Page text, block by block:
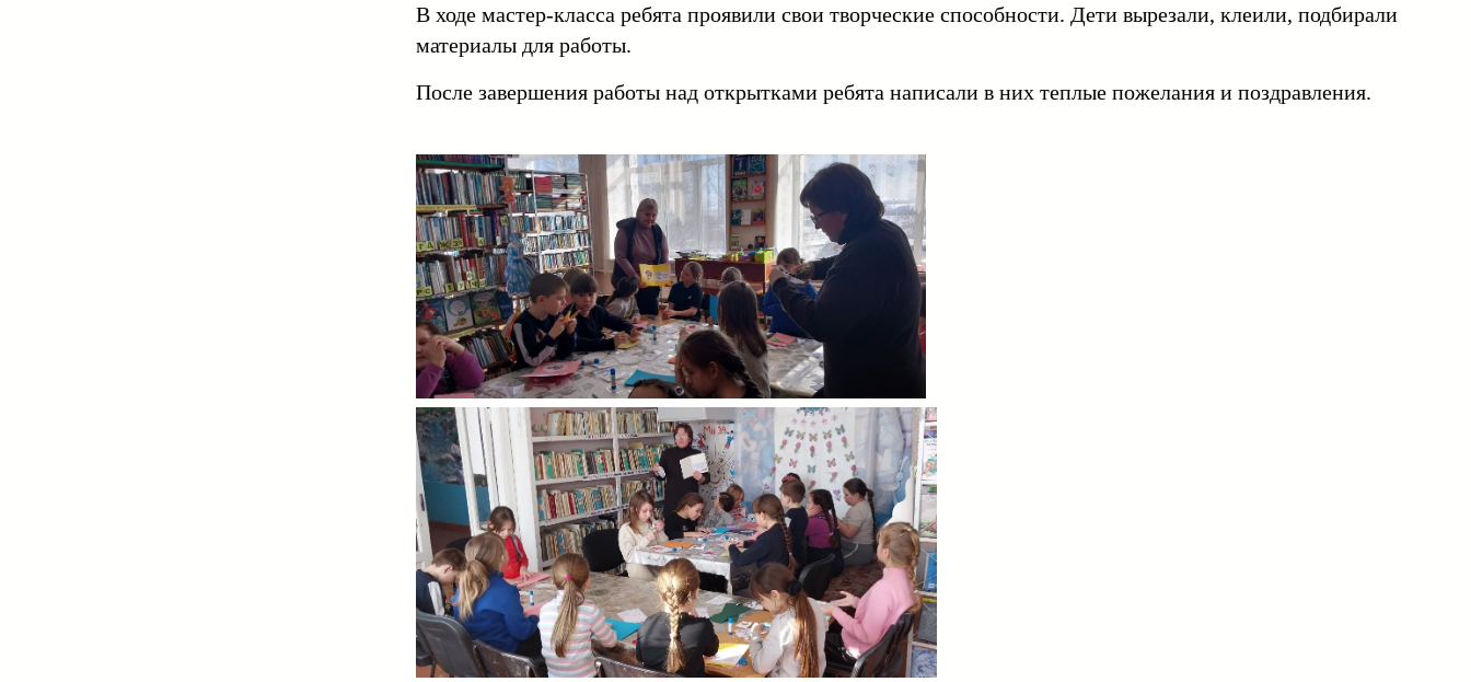
В ходе мастер-класса ребята проявили свои творческие способности. Дети вырезали, клеили, подбирали
материалы для работы.
После завершения работы над открытками ребята написали в них теплые пожелания и поздравления.